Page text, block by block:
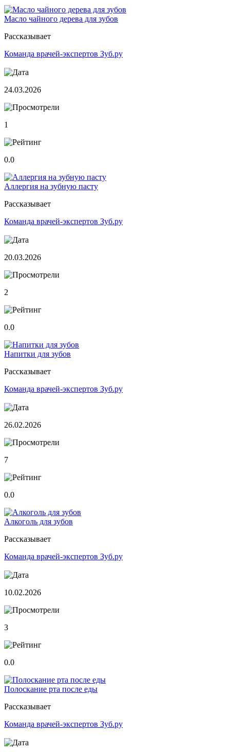
Масло чайного дерева для зубов
Рассказывает
Команда врачей-экспертов Зуб.ру
24.03.2026
1
0.0
Аллергия на зубную пасту
Рассказывает
Команда врачей-экспертов Зуб.ру
20.03.2026
2
0.0
Напитки для зубов
Рассказывает
Команда врачей-экспертов Зуб.ру
26.02.2026
7
0.0
Алкоголь для зубов
Рассказывает
Команда врачей-экспертов Зуб.ру
10.02.2026
3
0.0
Полоскание рта после еды
Рассказывает
Команда врачей-экспертов Зуб.ру